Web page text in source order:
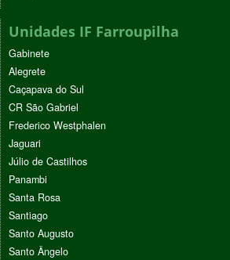
Unidades IF Farroupilha
Gabinete
Alegrete
Caçapava do Sul
CR São Gabriel
Frederico Westphalen
Jaguari
Júlio de Castilhos
Panambi
Santa Rosa
Santiago
Santo Augusto
Santo Ângelo